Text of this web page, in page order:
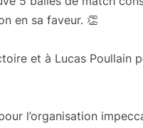
en sa faveur. 👏
et à Lucas Poullain
l’organisation